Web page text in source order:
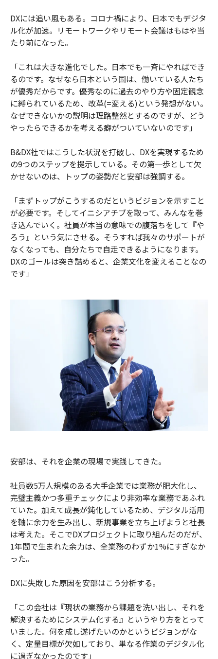
DXには追い風もある。コロナ禍により、日本でもデジタ
ル化が加速。リモートワークやリモート会議はもはや当
たり前になった。
「これは大きな進化でした。日本でも一斉にやればでき
るのです。なぜなら日本という国は、働いている人たち
が優秀だからです。優秀なのに過去のやり方や固定観念
に縛られているため、改革(=変える)という発想がない。
なぜできないかの説明は理路整然とするのですが、どう
やったらできるかを考える癖がついていないのです」
B&DX社ではこうした状況を打破し、DXを実現するため
の9つのステップを提示している。その第一歩として欠
かせないのは、トップの姿勢だと安部は強調する。
「まずトップがこうするのだというビジョンを示すこと
が必要です。そしてイニシアチブを取って、みんなを巻
き込んでいく。社員が本当の意味での腹落ちをして『や
ろう』という気にさせる。そうすれば我々のサポートが
なくなっても、自分たちで自走できるようになります。
DXのゴールは突き詰めると、企業文化を変えることなの
です」
安部は、それを企業の現場で実践してきた。
社員数5万人規模のある大手企業では業務が肥大化し、
完璧主義かつ多重チェックにより非効率な業務であふれ
ていた。加えて成長が鈍化しているため、デジタル活用
を軸に余力を生み出し、新規事業を立ち上げようと社長
は考えた。そこでDXプロジェクトに取り組んだのだが、
1年間で生まれた余力は、全業務のわずか1%にすぎなか
った。
DXに失敗した原因を安部はこう分析する。
「この会社は『現状の業務から課題を洗い出し、それを
解決するためにシステム化する』というやり方をとって
いました。何を成し遂げたいのかというビジョンがな
く、定量目標が欠如しており、単なる作業のデジタル化
に過ぎなかったのです」